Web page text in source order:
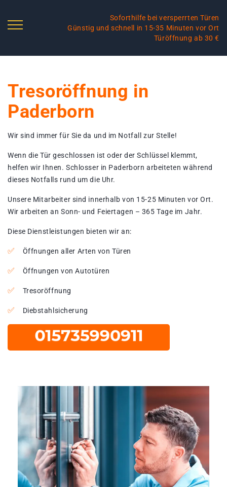
Soforthilfe bei versperrten Türen
Günstig und schnell in 15-35 Minuten vor Ort
Türöffnung ab 30 €
Tresoröffnung in
Paderborn
Wir sind immer für Sie da und im Notfall zur Stelle!
Wenn die Tür geschlossen ist oder der Schlüssel klemmt,
helfen wir Ihnen. Schlosser in Paderborn arbeiteten während
dieses Notfalls rund um die Uhr.
Unsere Mitarbeiter sind innerhalb von 15-25 Minuten vor Ort.
Wir arbeiten an Sonn- und Feiertagen – 365 Tage im Jahr.
Diese Dienstleistungen bieten wir an:
Öffnungen aller Arten von Türen
Öffnungen von Autotüren
Tresoröffnung
Diebstahlsicherung